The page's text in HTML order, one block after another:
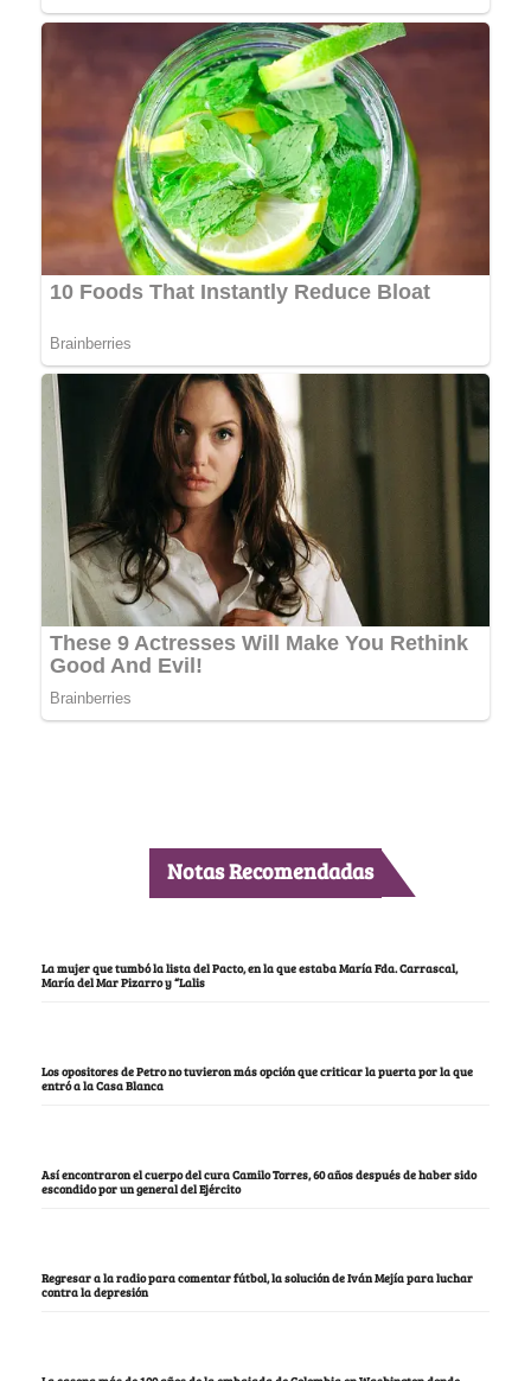
Notas Recomendadas
La mujer que tumbó la lista del Pacto, en la que estaba María Fda. Carrascal,
María del Mar Pizarro y “Lalis
Los opositores de Petro no tuvieron más opción que criticar la puerta por la que
entró a la Casa Blanca
Así encontraron el cuerpo del cura Camilo Torres, 60 años después de haber sido
escondido por un general del Ejército
Regresar a la radio para comentar fútbol, la solución de Iván Mejía para luchar
contra la depresión